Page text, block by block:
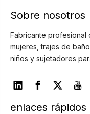
Sobre nosotros
Fabricante profesional
mujeres, trajes de
niños y sujetadores
enlaces rápidos